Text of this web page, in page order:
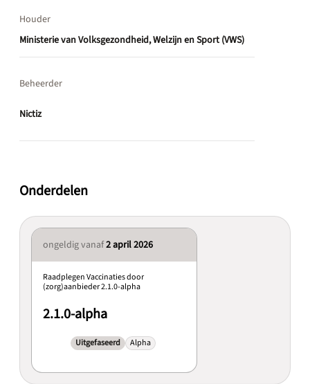
Houder
Ministerie van Volksgezondheid, Welzijn en Sport (VWS)
Beheerder
Nictiz
Onderdelen
ongeldig vanaf2 april 2026
Raadplegen Vaccinaties door
(zorg)aanbieder 2.1.0-alpha
2.1.0-alpha
Uitgefaseerd Alpha